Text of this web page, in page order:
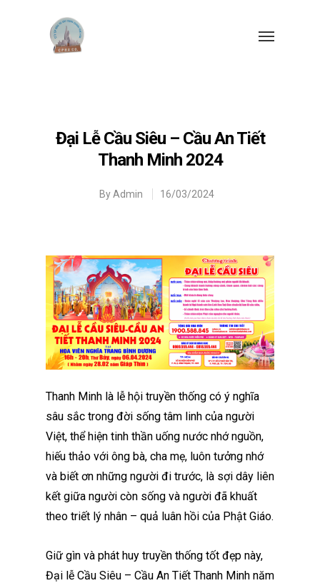
Đại Lễ Cầu Siêu – Cầu An Tiết
Thanh Minh 2024
ByAdmin 16/03/2024
Thanh Minh là lễ hội truyền thống có ý nghĩa
sâu sắc trong đời sống tâm linh của người
Việt, thể hiện tinh thần uống nước nhớ nguồn,
hiếu thảo với ông bà, cha mẹ, luôn tưởng nhớ
và biết ơn những người đi trước, là sợi dây liên
kết giữa người còn sống và người đã khuất
theo triết lý nhân – quả luân hồi của Phật Giáo.
Giữ gìn và phát huy truyền thống tốt đẹp này,
Đại lễ Cầu Siêu – Cầu An Tiết Thanh Minh năm